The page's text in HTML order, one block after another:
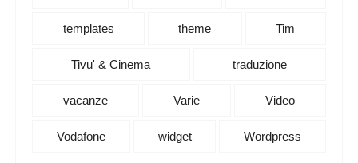
templates theme Tim
Tivu' & Cinema traduzione
vacanze Varie Video
Vodafone widget Wordpress